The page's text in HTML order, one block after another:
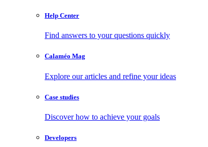
Help Center
Find answers to your questions quickly
Calaméo Mag
Explore our articles and refine your ideas
Case studies
Discover how to achieve your goals
Developers